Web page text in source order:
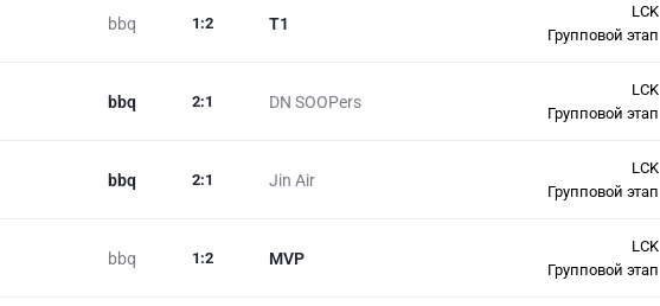
bbq T1
1 :2
LCK
Групповой этап
bbq DN SOOPers
2:1
LCK
Групповой этап
bbq Jin Air
2:1
LCK
Групповой этап
bbq MVP
1 :2
LCK
Групповой этап